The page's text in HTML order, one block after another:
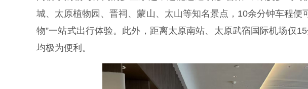
城、太原植物园、晋祠、蒙山、太山等知名景点，10余分钟车程便
物”一站式出行体验。此外，距离太原南站、太原武宿国际机场仅
均极为便利。